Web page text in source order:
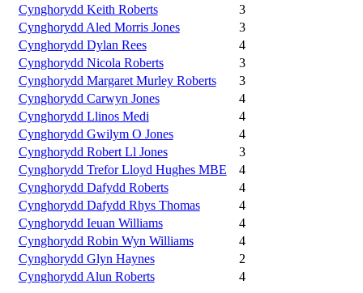
Cynghorydd Keith Roberts
3
Cynghorydd Aled Morris Jones
3
Cynghorydd Dylan Rees
4
Cynghorydd Nicola Roberts
3
Cynghorydd Margaret Murley Roberts
3
Cynghorydd Carwyn Jones
4
Cynghorydd Llinos Medi
4
Cynghorydd Gwilym O Jones
4
Cynghorydd Robert Ll Jones
3
Cynghorydd Trefor Lloyd Hughes MBE
4
Cynghorydd Dafydd Roberts
4
Cynghorydd Dafydd Rhys Thomas
4
Cynghorydd Ieuan Williams
4
Cynghorydd Robin Wyn Williams
4
Cynghorydd Glyn Haynes
2
Cynghorydd Alun Roberts
4